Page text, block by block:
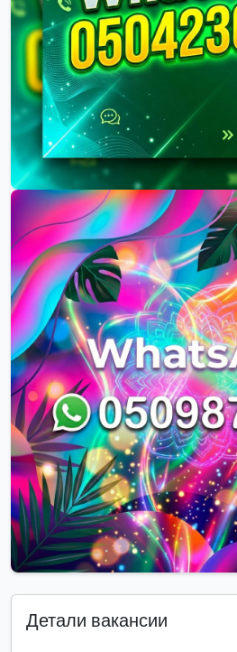
Детали вакансии